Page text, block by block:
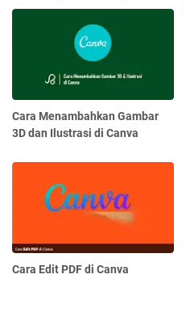
Cara Menambahkan Gambar
3D dan Ilustrasi di Canva
Cara Edit PDF di Canva